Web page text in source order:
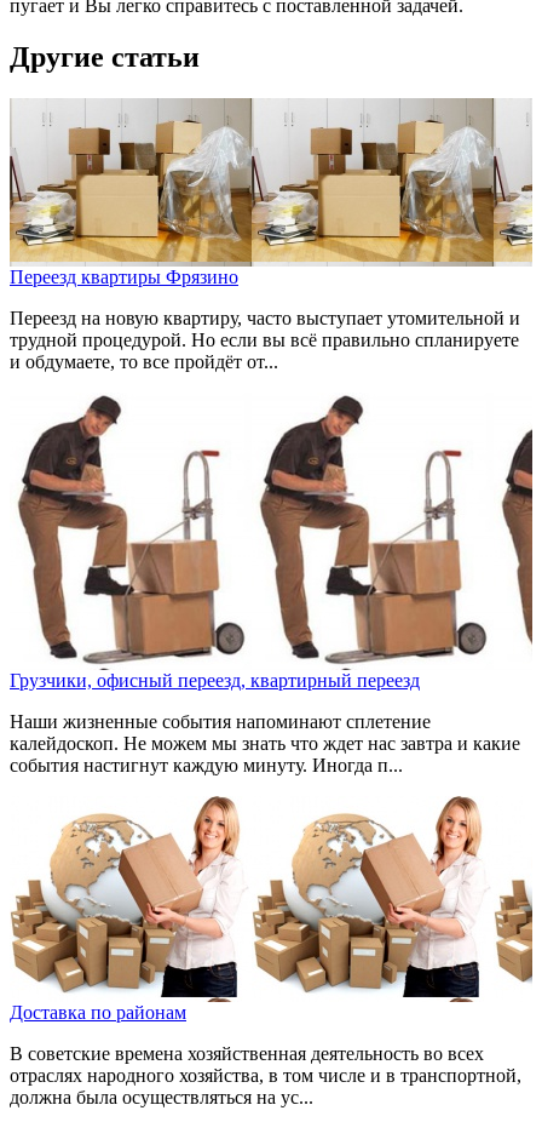
пугает и Вы легко справитесь с поставленной задачей.
Другие статьи
Переезд квартиры Фрязино
Переезд на новую квартиру, часто выступает утомительной и
трудной процедурой. Но если вы всё правильно спланируете
и обдумаете, то все пройдёт от...
Грузчики, офисный переезд, квартирный переезд
Наши жизненные события напоминают сплетение
калейдоскоп. Не можем мы знать что ждет нас завтра и какие
события настигнут каждую минуту. Иногда п...
Доставка по районам
В советские времена хозяйственная деятельность во всех
отраслях народного хозяйства, в том числе и в транспортной,
должна была осуществляться на ус...